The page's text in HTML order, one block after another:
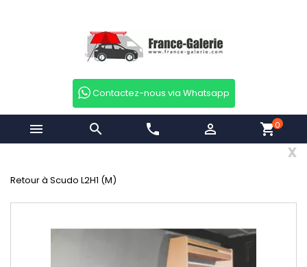
Contactez-nous via Whatsapp
  phone  shopping_cart0
x
Retour à Scudo L2H1 (M)